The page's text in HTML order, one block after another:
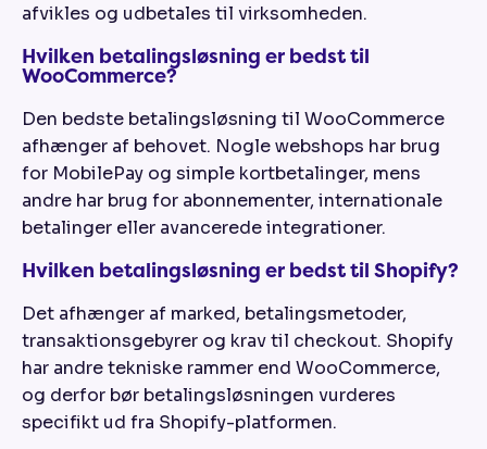
afvikles og udbetales til virksomheden.
Hvilken betalingsløsning er bedst til
WooCommerce?
Den bedste betalingsløsning til WooCommerce
afhænger af behovet. Nogle webshops har brug
for MobilePay og simple kortbetalinger, mens
andre har brug for abonnementer, internationale
betalinger eller avancerede integrationer.
Hvilken betalingsløsning er bedst til Shopify?
Det afhænger af marked, betalingsmetoder,
transaktionsgebyrer og krav til checkout. Shopify
har andre tekniske rammer end WooCommerce,
og derfor bør betalingsløsningen vurderes
specifikt ud fra Shopify-platformen.